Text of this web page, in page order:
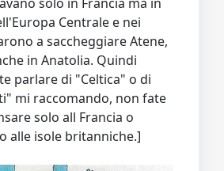
Centrale e nei
a saccheggiare Atene,
in Anatolia. Quindi
parlare di "Celtica" o di
mi raccomando, non fate
solo all Francia o
alle isole britanniche.]